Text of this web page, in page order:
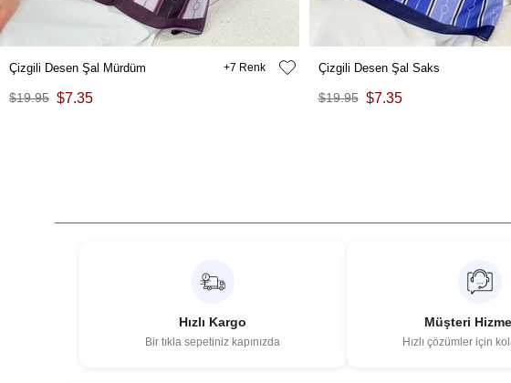
Çizgili Desen Şal Mürdüm
$7.35
$19.95
7 Çizgili Desen Şal Saks
$7.35
$19.95
Hızlı Kargo
Bir tıkla sepetiniz kapınızda
Müşteri
Hızlı çözümler için